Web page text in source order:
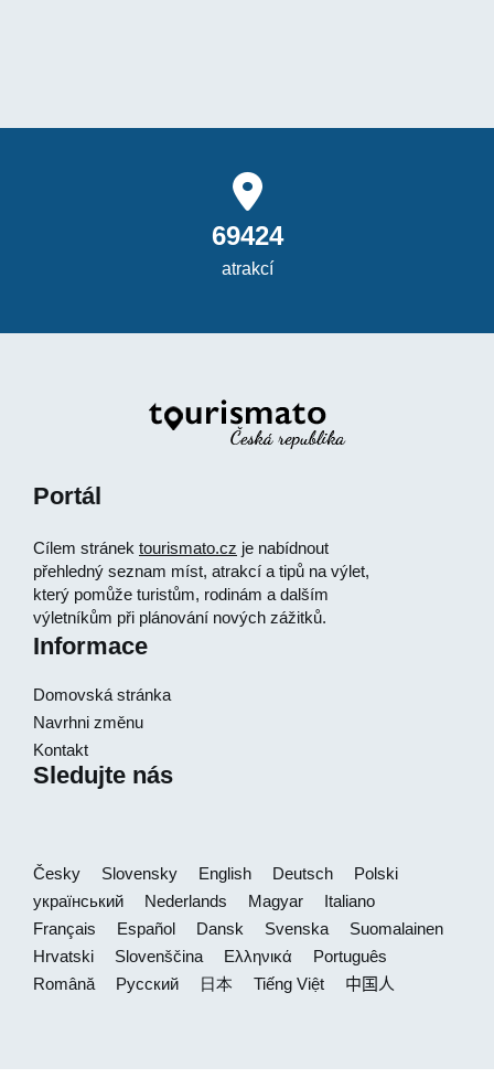
69424
atrakcí
Portál
Cílem stránek tourismato.cz je nabídnout
přehledný seznam míst, atrakcí a tipů na výlet,
který pomůže turistům, rodinám a dalším
výletníkům při plánování nových zážitků.
Informace
Domovská stránka
Navrhni změnu
Kontakt
Sledujte nás
Česky Slovensky English Deutsch
Polski
український
Nederlands Magyar
Italiano
Français
Español Dansk Svenska
Suomalainen
Hrvatski
Slovenščina Ελληνικά
Português
Română
Русский 日本 Tiếng Việt 中国人